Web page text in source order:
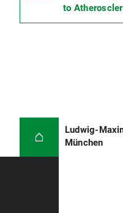
to
Ludwig-
München